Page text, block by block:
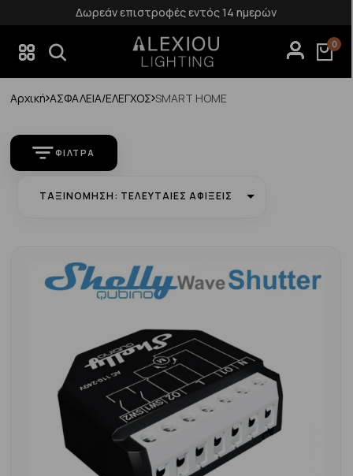
Δωρεάν επιστροφές εντός 14 ημερών
0
Αρχική ΑΣΦΑΛΕΙΑ/ΕΛΕΓΧΟΣ SMART HOME
ΦΊΛΤΡΑ
ΤΑΞΙΝΌΜΗΣΗ: ΤΕΛΕΥΤΑΊΕΣ ΑΦΊΞΕΙΣ